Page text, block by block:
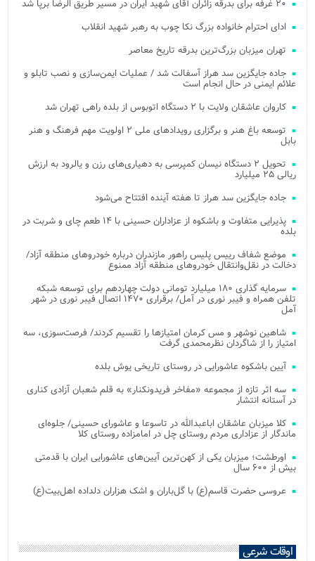
۲۰ غرفه برای بدرقه زائران آقای شهید ایران در مسیر طریق الرضا برپا شد
ادای احترام خانواده بزرگ نکا چوب به رهبر شهید انقلاب
تهران میزبان بزرگ‌ترین بدرقه تاریخ معاصر
جاده جایگزین سد هراز آسفالت شد / عملیات ایمن‌سازی و نصب تابلو و
علائم ایمنی در حال انجام است
کاروان عاشقان ولایت با ۲ دستگاه اتوبوس از بلده راهی تهران شد
توسعه باغ هنر و برگزاری رویدادهای ملی ۲ اولویت مهم فرهنگ و هنر
بابل
تحویل ۲ دستگاه نیسان کمپرسی به دهیاری‌های رزن و یالرود به ارزش
ریالی ۲۵ میلیارد
جاده جایگزین سد هراز تا هفته آینده افتتاح می‌شود
پذیرایی متفاوت و باشکوه از عزاداران حسینی با ۱۴ طعم چای و شربت در
بلده
موضع شفاف رییس پلیس راهور مازندران درباره خودروهای منطقه آزاد/
دخالت در نقل‌وانتقال خودروهای منطقه آزاد ممنوع
سرمایه گذاری ۱۸۰ میلیارد تومانی دولت چهاردهم برای توسعه شبکه
تلفن همراه و فیبر نوری در آمل/ برقراری ۱۴۷۰ اتصال فیبر نوری در شهر
آمل
شاهین نوشهر و مس کرمان امتیازها را تقسیم کردند/ فرصت‌سوزی، سه
امتیاز را از شاگردان نظرمحمدی گرفت
آیین باشکوه عاشورایی در روستای تاریخی یوش بلده
سه اثر تازه از مجموعه «مفاخر فریدونکنار» به قلم شعبان آزادی کناری
در آستانه انتشار
کلا میزبان عاشقان اباعبدالله در تاسوعا و عاشورای حسینی/ جلوه‌ای
ماندگار از عزاداری مردم روستای چل در امامزاده روستای کلا
اورطشت؛ میزبان یکی از کهن‌ترین آیین‌های عاشورایی ایران با قدمتی
بیش از ۶۰۰ سال
عروسی حضرت قاسم(ع) با گل‌باران و اشک هزاران دلداده اهل‌بیت(ع)
اوقات شرعی